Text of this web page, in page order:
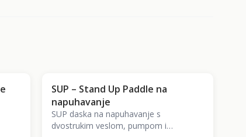
SUP – Stand Up Paddle na
napuhavanje
SUP daska na napuhavanje s
dvostrukim veslom, pumpom i